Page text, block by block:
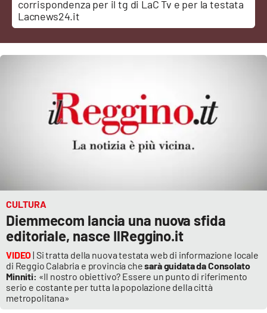
Cronaca
Cultura
Politica
Sport
RUBRICHE
Good Morning Vietnam
Parchi Marini Calabria
corrispondenza per il tg di LaC Tv e per la testata
Lacnews24.it
CULTURA
Diemmecom lancia una nuova sfida
editoriale, nasce IlReggino.it
VIDEO| Si tratta della nuova testata web di informazione locale
di Reggio Calabria e provincia chesarà guidata da Consolato
Minniti: «Il nostro obiettivo? Essere un punto di riferimento
serio e costante per tutta la popolazione della città
metropolitana»